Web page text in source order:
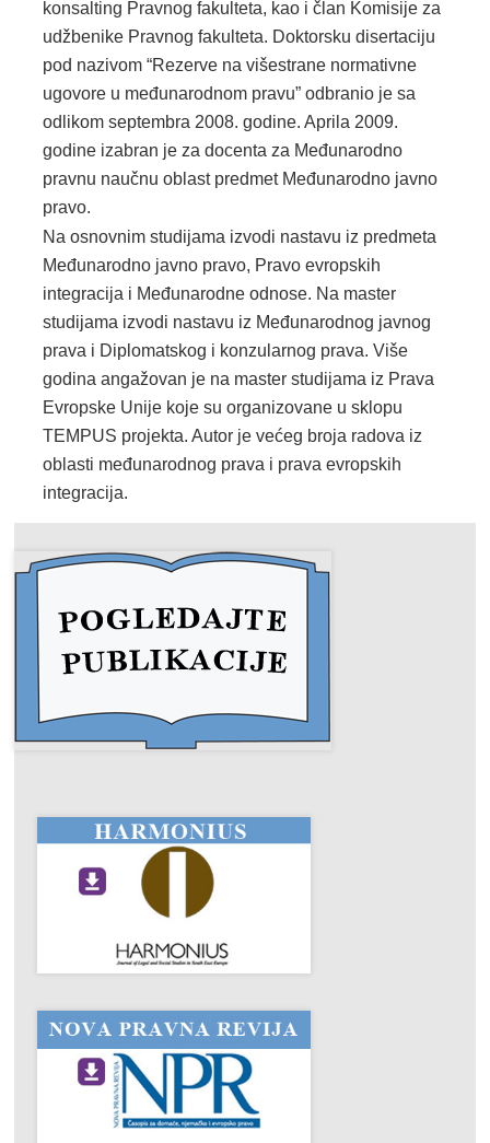
konsalting Pravnog fakulteta, kao i član Komisije za
udžbenike Pravnog fakulteta. Doktorsku disertaciju
pod nazivom “Rezerve na višestrane normativne
ugovore u međunarodnom pravu” odbranio je sa
odlikom septembra 2008. godine. Aprila 2009.
godine izabran je za docenta za Međunarodno
pravnu naučnu oblast predmet Međunarodno javno
pravo.
Na osnovnim studijama izvodi nastavu iz predmeta
Međunarodno javno pravo, Pravo evropskih
integracija i Međunarodne odnose. Na master
studijama izvodi nastavu iz Međunarodnog javnog
prava i Diplomatskog i konzularnog prava. Više
godina angažovan je na master studijama iz Prava
Evropske Unije koje su organizovane u sklopu
TEMPUS projekta. Autor je većeg broja radova iz
oblasti međunarodnog prava i prava evropskih
integracija.